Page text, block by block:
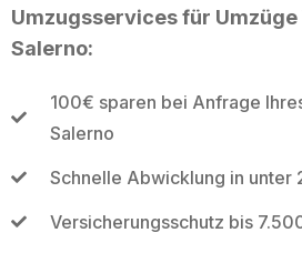
Umzugsservices für
Salerno:
100€ sparen bei Anfrage
Salerno
Schnelle Abwicklung in unter
Versicherungsschutz bis